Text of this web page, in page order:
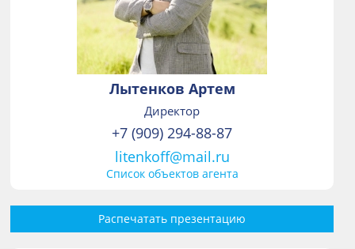
Лытенков Артем
Директор
+7 (909) 294-88-87
litenkoff@mail.ru
Список объектов агента
Распечатать презентацию